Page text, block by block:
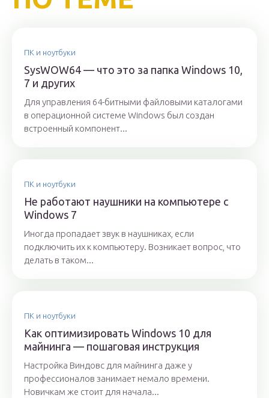
ПК и ноутбуки
SysWOW64 — что это за папка Windows 10,
7 и других
Для управления 64-битными файловыми каталогами
в операционной системе Windows был создан
встроенный компонент...
ПК и ноутбуки
Не работают наушники на компьютере с
Windows 7
Иногда пропадает звук в наушниках, если
подключить их к компьютеру. Возникает вопрос, что
делать в таком...
ПК и ноутбуки
Как оптимизировать Windows 10 для
майнинга — пошаговая инструкция
Настройка Виндовс для майнинга даже у
профессионалов занимает немало времени.
Новичкам же стоит для начала...